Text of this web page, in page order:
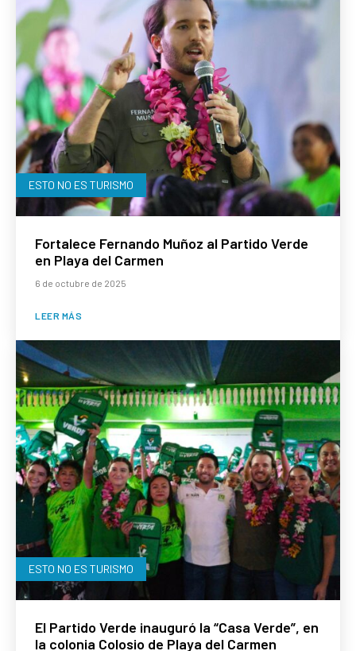
ESTO NO ES TURISMO
Fortalece Fernando Muñoz al Partido Verde
en Playa del Carmen
6 de octubre de 2025
LEER MÁS
ESTO NO ES TURISMO
El Partido Verde inauguró la “Casa Verde”, en
la colonia Colosio de Playa del Carmen